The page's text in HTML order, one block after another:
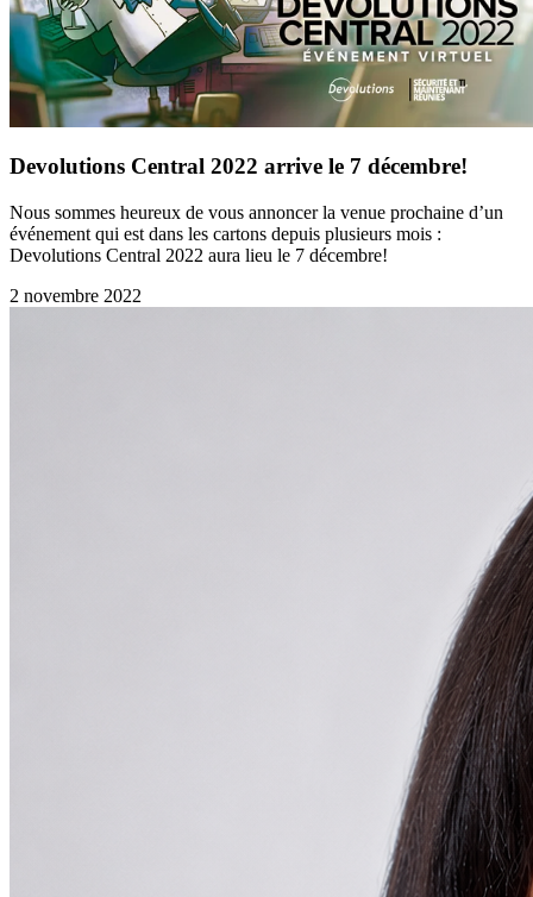
Devolutions Central 2022 arrive le 7 décembre!
Nous sommes heureux de vous annoncer la venue prochaine d’un
événement qui est dans les cartons depuis plusieurs mois :
Devolutions Central 2022 aura lieu le 7 décembre!
2 novembre 2022